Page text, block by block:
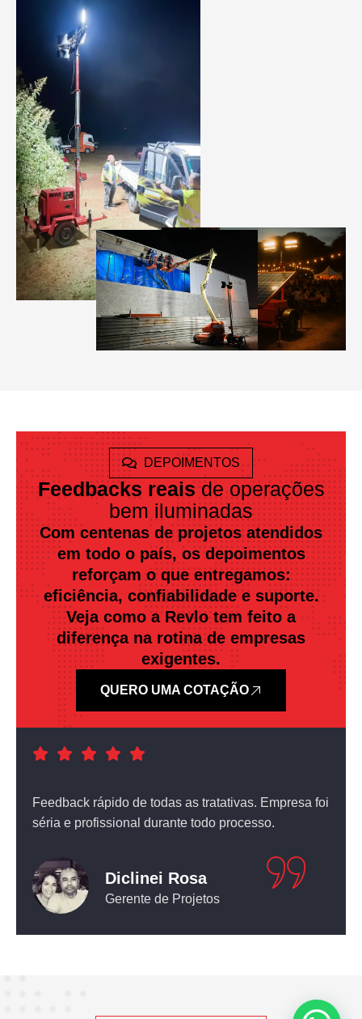
DEPOIMENTOS
Feedbacks reaisde operações
bem iluminadas
Com centenas de projetos atendidos
em todo o país, os depoimentos
reforçam o que entregamos:
eficiência, confiabilidade e suporte.
Veja como a Revlo tem feito a
diferença na rotina de empresas
exigentes.
QUERO UMA COTAÇÃO
Atendimento nota dez! O equipamento que comprei
não deixou nada a desejar.
Leticia Pediconi
Engenheira Civil